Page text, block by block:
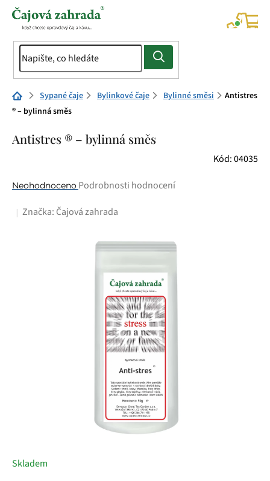
Přejít
Domů Sypané čaje Bylinkové čaje Bylinné směsi
Antistres
® – bylinná směs
Antistres ® – bylinná směs
Kód:04035
Průměrné
produktu
Neohodnoceno Podrobnosti hodnocení
Značka: Čajová zahrada
Skladem